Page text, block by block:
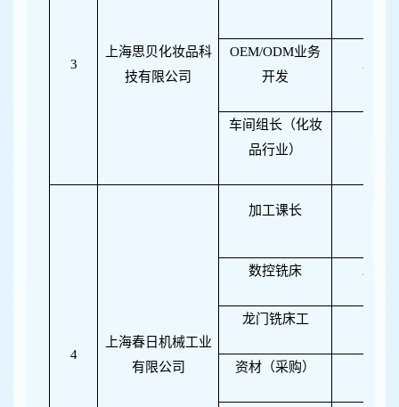
3
上海思贝化妆品科
技有限公司
OEM/ODM业务
开发
3
车间组长（化妆
品行业）
5
4
上海春日机械工业
有限公司
加工课长
数控铣床 2
龙门铣床工
资材（采购）